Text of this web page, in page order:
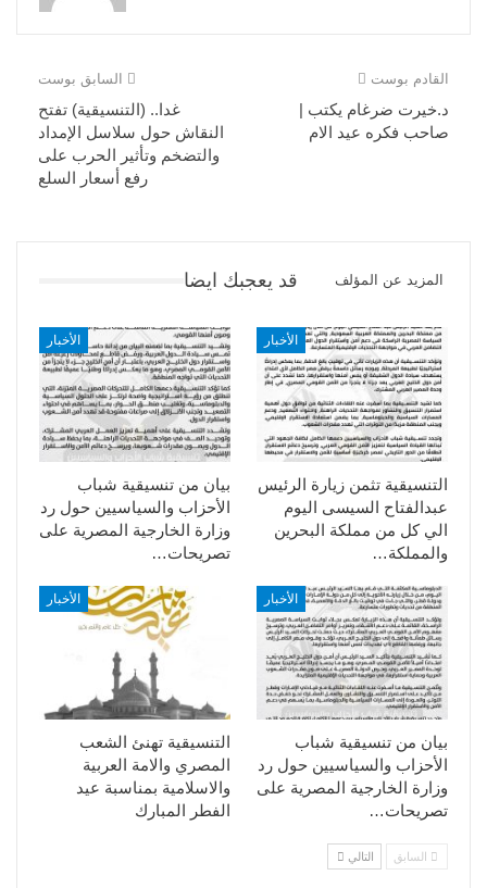
السابق بوست
غدا.. (التنسيقية) تفتح
النقاش حول سلاسل الإمداد
والتضخم وتأثير الحرب على
رفع أسعار السلع
القادم بوست
د.خيرت ضرغام يكتب |
صاحب فكره عيد الام
قد يعجبك ايضا المزيد عن المؤلف
الأخبار
بيان من تنسيقية شباب
الأحزاب والسياسيين حول رد
وزارة الخارجية المصرية على
تصريحات…
الأخبار
التنسيقية تثمن زيارة الرئيس
عبدالفتاح السيسى اليوم
الي كل من مملكة البحرين
والمملكة…
الأخبار
التنسيقية تهنئ الشعب
المصري والامة العربية
والاسلامية بمناسبة عيد
الفطر المبارك
الأخبار
بيان من تنسيقية شباب
الأحزاب والسياسيين حول رد
وزارة الخارجية المصرية على
تصريحات…
السابق التالي